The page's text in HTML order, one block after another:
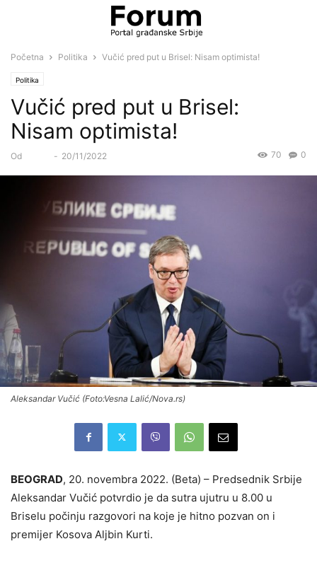
Početna Politika Vučić pred put u Brisel: Nisam optimista!
Politika
Vučić pred put u Brisel:
Nisam optimista!
Od - 20/11/2022 0
70
Aleksandar Vučić (Foto:Vesna Lalić/Nova.rs)
BEOGRAD, 20. novembra 2022. (Beta) – Predsednik Srbije
Aleksandar Vučić potvrdio je da sutra ujutru u 8.00 u
Briselu počinju razgovori na koje je hitno pozvan on i
premijer Kosova Aljbin Kurti.